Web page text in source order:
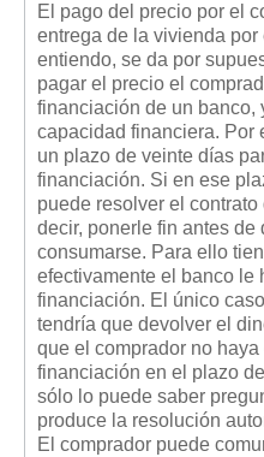
El pago del precio por el
entrega de la vivienda por
entiendo, se da por
pagar el precio el
financiación de un banco,
capacidad financiera. Por
un plazo de veinte días
financiación. Si en ese
puede resolver el
decir, ponerle fin antes de
consumarse. Para ello
efectivamente el banco le
financiación. El único
tendría que devolver el
que el comprador no
financiación en el plazo
sólo lo puede saber
produce la resolución
El comprador puede